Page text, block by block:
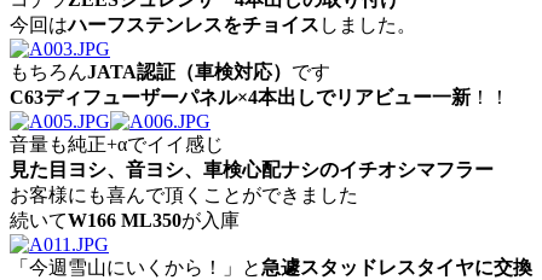
今回はハーフステンレスをチョイス しました。
もちろんJATA認証（車検対応） です
C63ディフューザーパネル×4本出しでリアビュー一新 ！！
音量も純正+αでイイ感じ
見た目ヨシ、音ヨシ、車検心配ナシのイチオシマフラー
お客様にも喜んで頂くことができました
続いてW166 ML350が入庫
「今週雪山にいくから！」と急遽スタッドレスタイヤに交換